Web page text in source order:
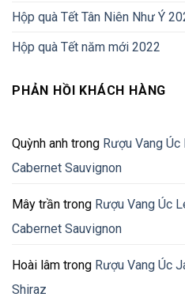
Hộp quà Tết Tân Niên Như Ý
Hộp quà Tết năm mới 2022
PHẢN HỒI KHÁCH HÀNG
Quỳnh anh trong Rượu Vang
Cabernet Sauvignon
Mây trần trong Rượu Vang Úc
Cabernet Sauvignon
Hoài lâm trong Rượu Vang Úc
Shiraz